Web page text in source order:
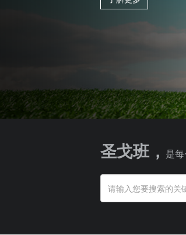
圣戈班， 是
搜索